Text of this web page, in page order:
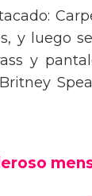
y luego
y